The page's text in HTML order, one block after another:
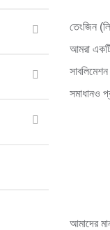
তেংজিন
আমরা
সমাধানও
আমাদের